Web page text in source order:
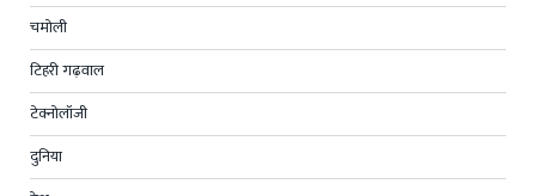
चमोली
टिहरी गढ़वाल
टेक्नोलॉजी
दुनिया